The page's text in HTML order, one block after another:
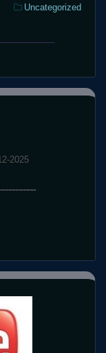
2025
Categories:
Uncategorized
Alpenrepublik:
15